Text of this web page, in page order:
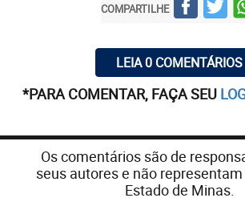
COMPARTILHE
LEIA 0 COMENTÁRIOS
*PARA COMENTAR, FAÇA SEU
Os comentários são de
seus autores e não
Estado de Minas.